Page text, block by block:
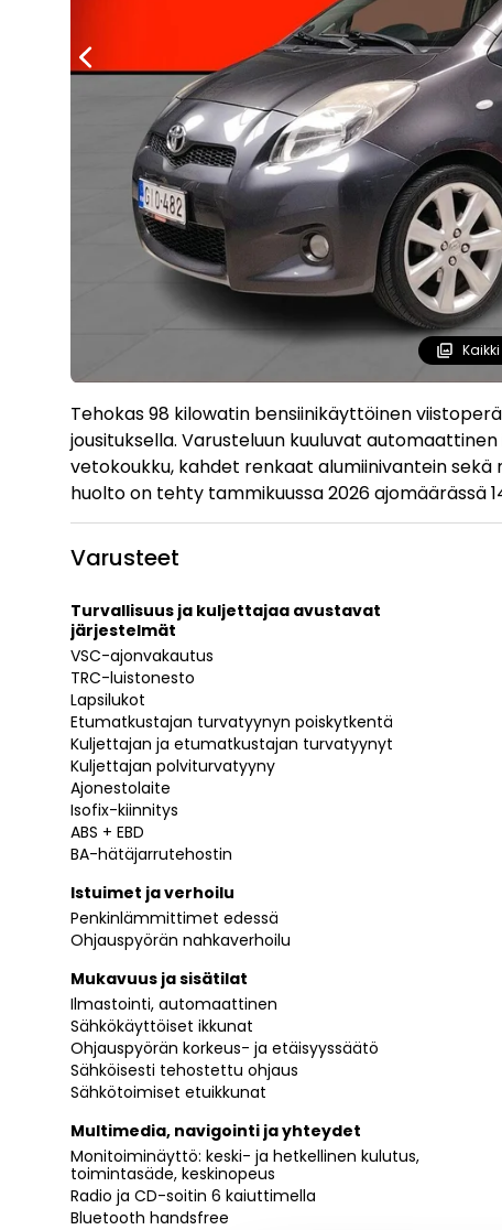
Tehokas 98 kilowatin bensiinikäyttöinen
jousituksella. Varusteluun kuuluvat
vetokoukku, kahdet renkaat alumiinivantein
huolto on tehty tammikuussa 2026 ajomäärässä
Varusteet
Turvallisuus ja kuljettajaa avustavat
järjestelmät
VSC-ajonvakautus
TRC-luistonesto
Lapsilukot
Etumatkustajan turvatyynyn poiskytkentä
Kuljettajan ja etumatkustajan turvatyynyt
Kuljettajan polviturvatyyny
Ajonestolaite
Isofix-kiinnitys
ABS + EBD
BA-hätäjarrutehostin
Istuimet ja verhoilu
Penkinlämmittimet edessä
Ohjauspyörän nahkaverhoilu
Mukavuus ja sisätilat
Ilmastointi, automaattinen
Sähkökäyttöiset ikkunat
Ohjauspyörän korkeus- ja etäisyyssäätö
Sähköisesti tehostettu ohjaus
Sähkötoimiset etuikkunat
Multimedia, navigointi ja yhteydet
Monitoiminäyttö: keski- ja hetkellinen kulutus,
toimintasäde, keskinopeus
Radio ja CD-soitin 6 kaiuttimella
Bluetooth handsfree